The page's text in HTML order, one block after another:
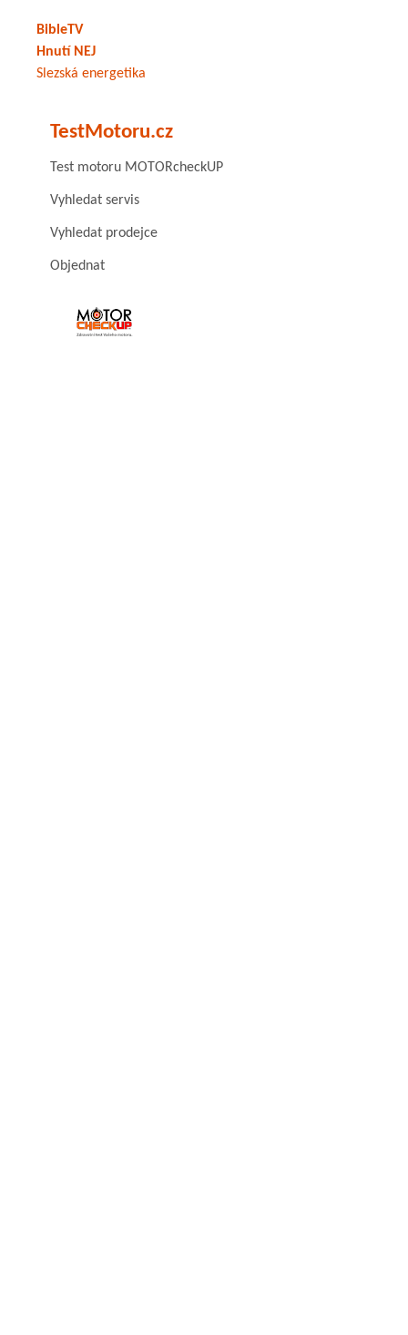
BibleTV
Hnutí NEJ
Slezská energetika
TestMotoru.cz
Test motoru MOTORcheckUP
Vyhledat servis
Vyhledat prodejce
Objednat